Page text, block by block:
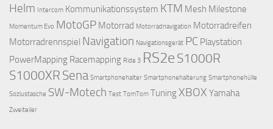
Helm Intercom Kommunikationssystem KTM Mesh Milestone
Momentum Evo MotoGP Motorrad Motorradnavigation Motorradreifen
Motorradrennspiel Navigation Navigationsgerät PC Playstation
PowerMapping Racemapping Ride 3 RS2e S1000R
S1000XR Sena Smartphonehalter Smartphonehalterung Smartphonehülle
Soziustasche SW-Motech Test TomTom TuningXBOX Yamaha
Zweiteiler